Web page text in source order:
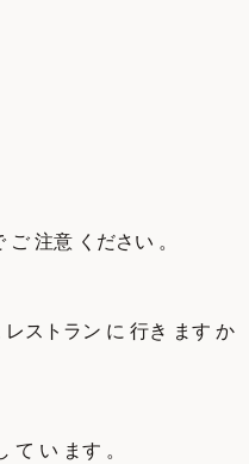
注意 ください 。
ストラン に 行き ます か
て い ます 。